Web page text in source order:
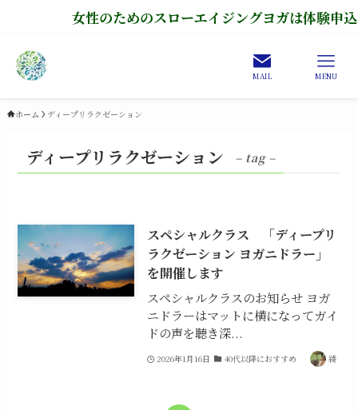
女性のためのスローエイジングヨガは体験
MAIL MENU
ホーム ディープリラクゼーション
ディープリラクゼーション – tag –
スペシャルクラス 「ディープリ
ラクゼーション ヨガニドラー」
を開催します
スペシャルクラスのお知らせ ヨガ
ニドラーはマットに横になってガイ
ドの声を聴き深...
2026年1月16日 40代以降におすすめ 綾